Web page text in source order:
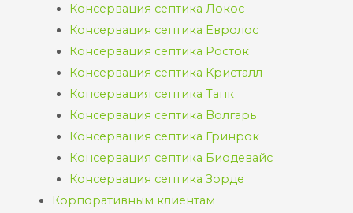
Консервация септика Локос
Консервация септика Евролос
Консервация септика Росток
Консервация септика Кристалл
Консервация септика Танк
Консервация септика Волгарь
Консервация септика Гринрок
Консервация септика Биодевайс
Консервация септика Зорде
Корпоративным клиентам